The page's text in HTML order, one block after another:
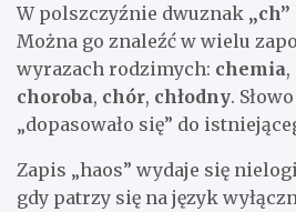
W polszczyźnie dwuznak „ch”
Można go znaleźć w wielu
wyrazach rodzimych: chemia,
choroba, chór, chłodny. Słowo
„dopasowało się” do
Zapis „haos” wydaje się
gdy patrzy się na język